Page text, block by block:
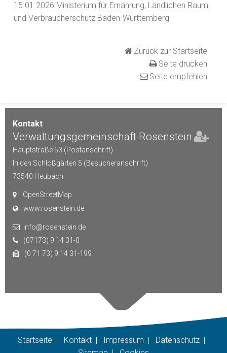
Kontakt
Verwaltungsgemeinschaft Rosenstein
Hauptstraße 53 (Postanschrift)
In den Schloßgärten 5 (Besucheranschrift)
73540 Heubach
OpenStreetMap
www.rosenstein.de
info@rosenstein.de
(07173) 9 14 31-0
(0 71 73) 9 14 31-199
15.01.2026 Ministerium für Ernährung, Ländlichen Raum
und Verbraucherschutz Baden-Württemberg
Zurück zur Startseite
Seite drucken
Seite empfehlen
Startseite | Kontakt | Impressum | Datenschutz |